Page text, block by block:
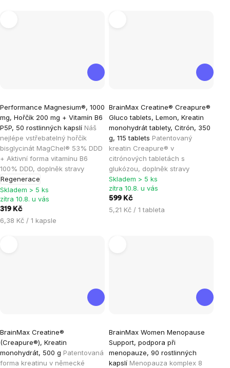
Performance Magnesium®, 1000
mg, Hořčík 200 mg + Vitamín B6
P5P, 50 rostlinných kapslí Náš
nejlépe vstřebatelný hořčík
bisglycinát MagChel® 53% DDD
+ Aktivní forma vitamínu B6
100% DDD, doplněk stravy
Regenerace
hodnocení
produktu
je
4,9
z
5
hvězdiček.
Skladem > 5 ks
zítra 10.8. u vás
319 Kč
Měrná
6,38 Kč / 1 kapsle
BrainMax Creatine® Creapure®
Gluco tablets, Lemon, Kreatin
monohydrát tablety, Citrón, 350
g, 115 tablets Patentovaný
kreatin Creapure® v
citrónových tabletách s
glukózou, doplněk stravy
hodnocení
produktu
je
5,0
z
5
hvězdiček.
Skladem > 5 ks
zítra 10.8. u vás
599 Kč
Měrná
5,21 Kč / 1 tableta
BrainMax Creatine®
(Creapure®), Kreatin
monohydrát, 500 g Patentovaná
forma kreatinu v německé
hodnocení
produktu
je
BrainMax Women Menopause
Support, podpora při
menopauze, 90 rostlinných
kapslí Menopauza komplex 8
hodnocení
produktu
je